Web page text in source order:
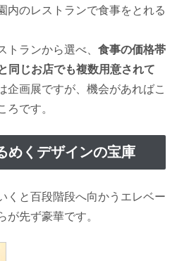
内のレストランで食事をとれる
トランから選べ、 食事の価格帯
同じお店でも複数用意されて
企画展ですが、機会があればこ
ろです。
めくデザインの宝庫
くと百段階段へ向かうエレベー
が先ず豪華です。